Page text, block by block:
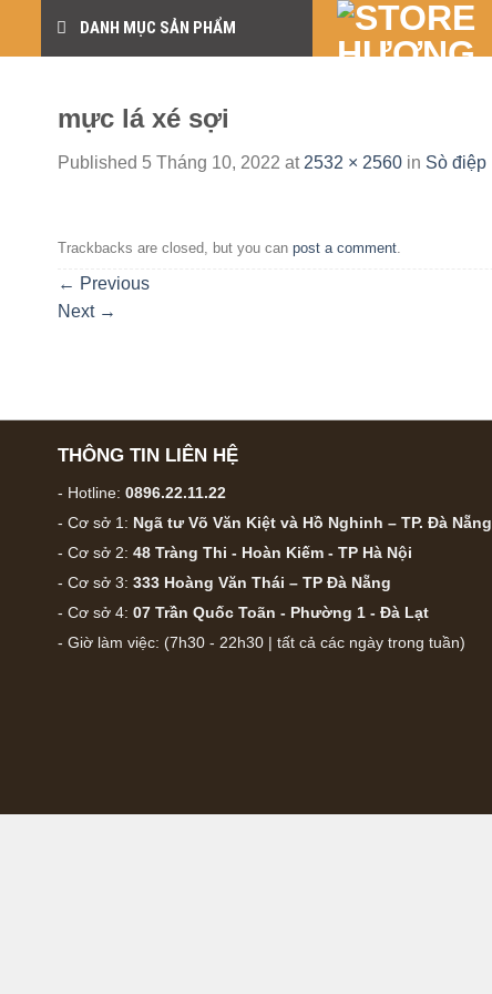
DANH MỤC SẢN PHẨM
mực lá xé sợi
Published 5 Tháng 10, 2022 at 2532 × 2560 in Sò điệp
Trackbacks are closed, but you can post a comment.
← Previous
Next →
THÔNG TIN LIÊN HỆ
- Hotline: 0896.22.11.22
- Cơ sở 1: Ngã tư Võ Văn Kiệt và Hồ Nghinh – TP. Đà Nẵng
- Cơ sở 2: 48 Tràng Thi - Hoàn Kiếm - TP Hà Nội
- Cơ sở 3: 333 Hoàng Văn Thái – TP Đà Nẵng
- Cơ sở 4: 07 Trần Quốc Toãn - Phường 1 - Đà Lạt
- Giờ làm việc: (7h30 - 22h30 | tất cả các ngày trong tuần)